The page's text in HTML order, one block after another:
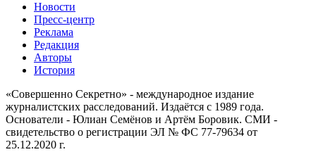
Новости
Пресс-центр
Реклама
Редакция
Авторы
История
«Совершенно Секретно» - международное издание
журналистских расследований. Издаётся с 1989 года.
Основатели - Юлиан Семёнов и Артём Боровик. CМИ -
свидетельство о регистрации ЭЛ № ФС 77-79634 от
25.12.2020 г.